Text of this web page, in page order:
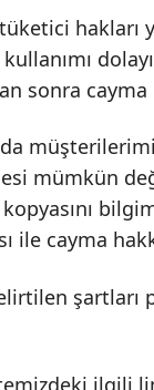
hakları
sonra cayma
mümkün
ile cayma
şartları
ilgili